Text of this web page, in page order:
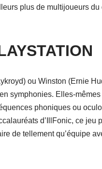
plus de multijoueurs
ou Winston (Ernie
symphonies. Elles-
phoniques ou
d’IllFonic, ce jeu
de tellement qu’équipe